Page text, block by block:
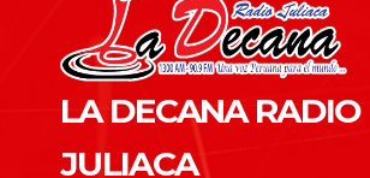
LA DECANA RADIO
JULIACA